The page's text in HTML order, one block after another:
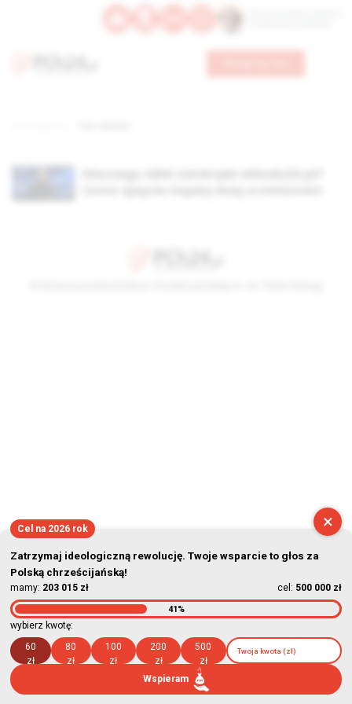
×
Cel na 2026 rok
Zatrzymaj ideologiczną rewolucję. Twoje wsparcie to głos za
Polską chrześcijańską!
mamy: 203 015 zł cel: 500 000 zł
41%
wybierz kwotę:
60
zł
80
zł
100
zł
200
zł
500
zł
Wspieram